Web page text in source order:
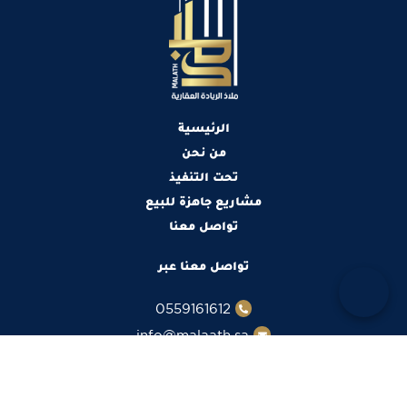
تواصل معنا عبر
0559161612
info@malaath.sa
الرئيسية
من نحن
تحت التنفيذ
مشاريع جاهزة للبيع
تواصل معنا